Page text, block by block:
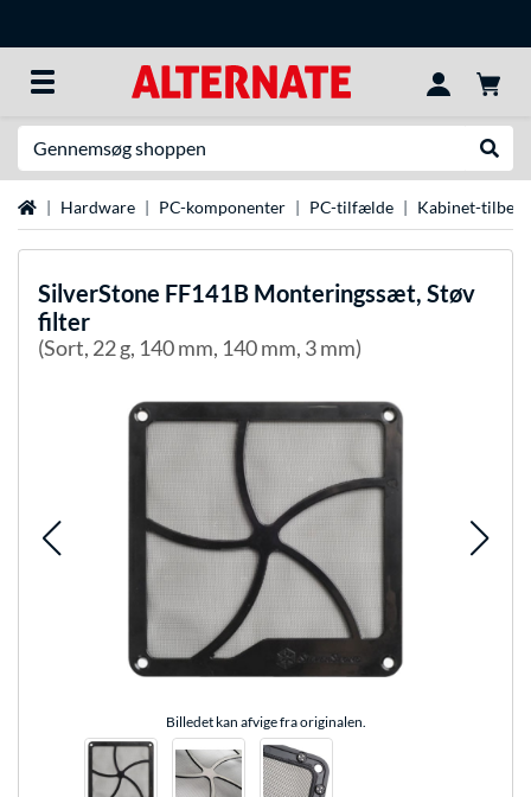
StartsideHardware PC-komponenter PC-tilfælde Kabinet-
SilverStone FF141B Monteringssæt, Støv
filter
(Sort, 22 g, 140 mm, 140 mm, 3 mm)
Billedet kan afvige fra originalen.